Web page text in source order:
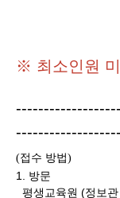
※ 최소인원
(접수 방법)
1. 방문
평생교육원 (정보